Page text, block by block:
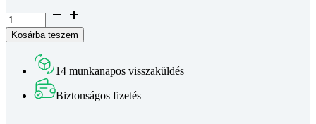
I8
horonyanya
21x13x7,7
horonyhoz
Kosárba teszem
14 munkanapos visszaküldés
Biztonságos fizetés